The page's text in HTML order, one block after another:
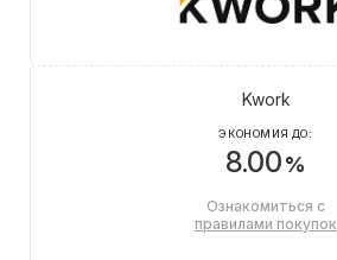
Kwork
ЭКОНОМИЯ ДО:
8.00%
Ознакомиться с
правилами покупок